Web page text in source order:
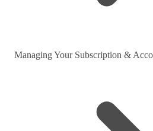
Managing Your Subscription &